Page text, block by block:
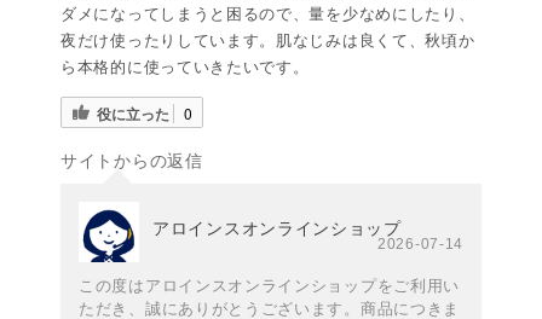
ダメになってしまうと困るので、量を少なめにしたり、
夜だけ使ったりしています。肌なじみは良くて、秋頃か
ら本格的に使っていきたいです。
役に立った 0
サイトからの返信
アロインスオンラインショップ
2026-07-14
この度はアロインスオンラインショップをご利用い
ただき、誠にありがとうございます。商品につきま